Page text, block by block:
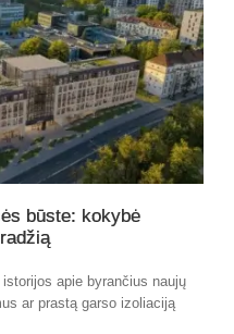
būste: kokybė
apie byrančius naujų
ar prastą garso izoliaciją